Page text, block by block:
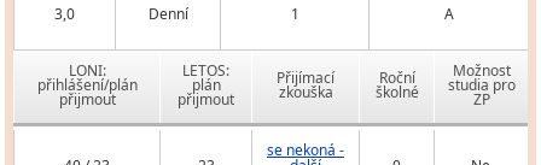
3,0 Denní 1 A
LONI:
přihlášení/plán
přijmout
LETOS:
plán
přijmout
Přijímací
zkouška
Roční
školné
Možnost
studia pro
ZP
se nekoná -